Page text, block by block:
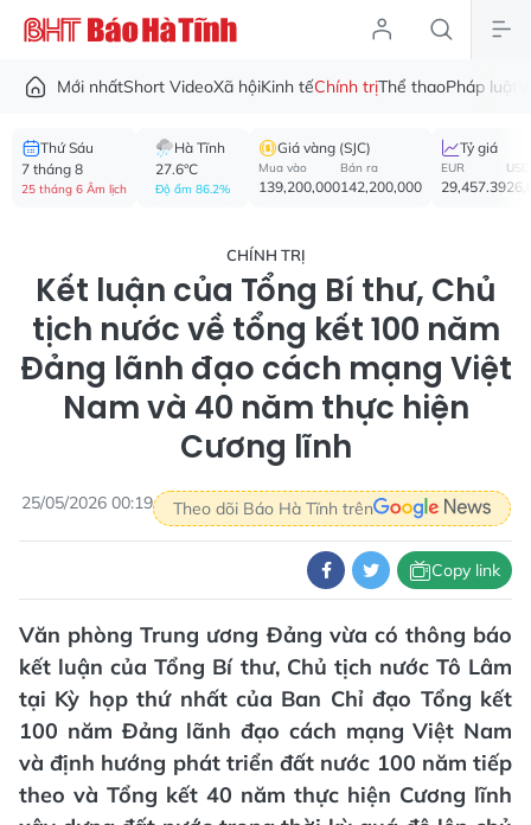
Mới nhấtShort VideoXã hộiKinh tếChính trịThể thaoPháp luật
Thứ Sáu
7 tháng 8
25 tháng 6 Âm lịch
Hà Tĩnh
27.6°C
Độ ẩm 86.2%
Giá vàng (SJC)
Mua vào
139,200,000
Bán ra
142,200,000
Tỷ giá
EUR
29,457.39
USD
CHÍNH TRỊ
Kết luận của Tổng Bí thư, Chủ
tịch nước về tổng kết 100 năm
Đảng lãnh đạo cách mạng Việt
Nam và 40 năm thực hiện
Cương lĩnh
25/05/2026 00:19 Theo dõi Báo Hà Tĩnh trên
Copy link
Văn phòng Trung ương Đảng vừa có thông báo
kết luận của Tổng Bí thư, Chủ tịch nước Tô Lâm
tại Kỳ họp thứ nhất của Ban Chỉ đạo Tổng kết
100 năm Đảng lãnh đạo cách mạng Việt Nam
và định hướng phát triển đất nước 100 năm tiếp
theo và Tổng kết 40 năm thực hiện Cương lĩnh